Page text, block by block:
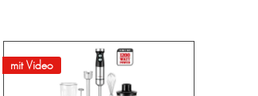
mit Video